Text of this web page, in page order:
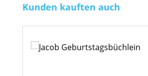
Produktgalerie überspringen
Kunden kauften auch